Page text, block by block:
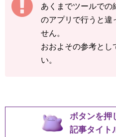
あくまでツールで
のアプリで行うと違
せん。
おおよその参考とし
い。
ボタンを押
記事タイト